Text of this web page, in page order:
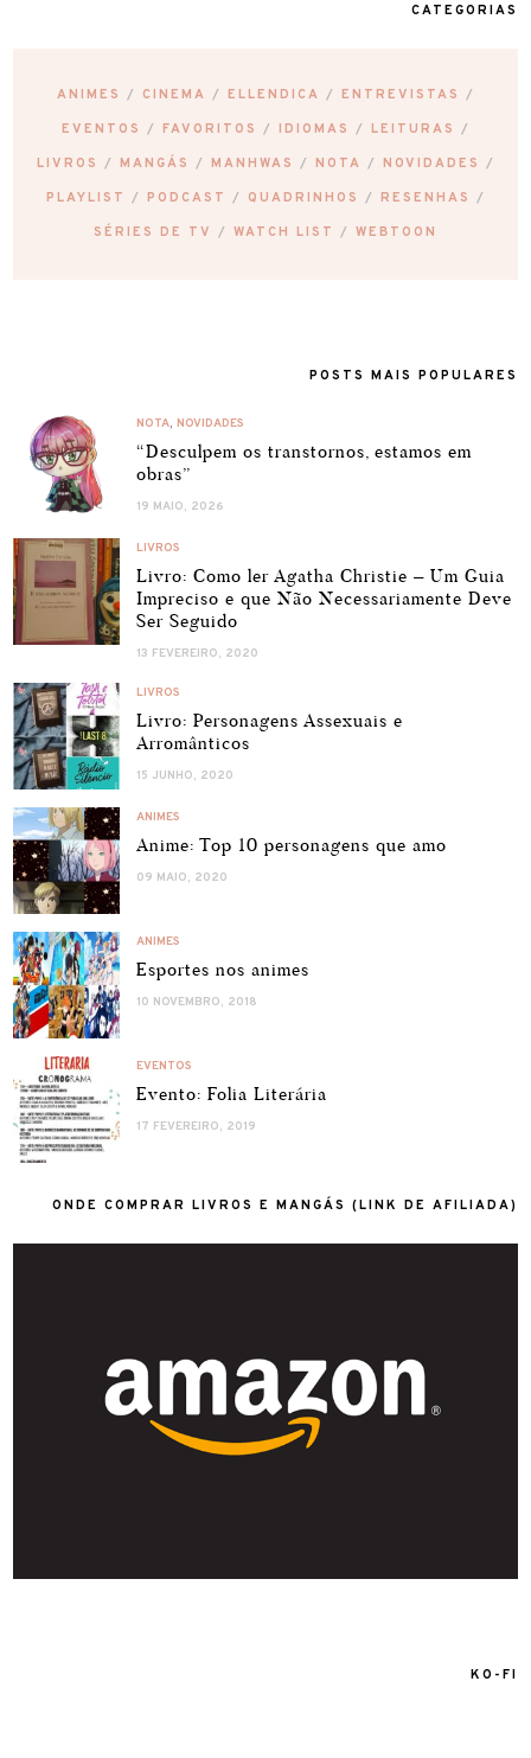
CATEGORIAS
ANIMES CINEMA ELLENDICA ENTREVISTAS
EVENTOS FAVORITOS IDIOMAS LEITURAS
LIVROS MANGÁS MANHWAS NOTA NOVIDADES
PLAYLIST PODCAST QUADRINHOS RESENHAS
SÉRIES DE TV WATCH LIST WEBTOON
POSTS MAIS POPULARES
NOTA,NOVIDADES
“Desculpem os transtornos, estamos em
obras”
19 MAIO, 2026
LIVROS
Livro: Como ler Agatha Christie – Um Guia
Impreciso e que Não Necessariamente Deve
Ser Seguido
13 FEVEREIRO, 2020
LIVROS
Livro: Personagens Assexuais e
Arromânticos
15 JUNHO, 2020
ANIMES
Anime: Top 10 personagens que amo
09 MAIO, 2020
ANIMES
Esportes nos animes
10 NOVEMBRO, 2018
EVENTOS
Evento: Folia Literária
17 FEVEREIRO, 2019
ONDE COMPRAR LIVROS E MANGÁS (LINK DE AFILIADA)
KO-FI